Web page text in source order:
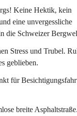
Keine Hektik, kein
eine unvergessliche
die Schweizer
Stress und Trubel.
geblieben.
für
breite